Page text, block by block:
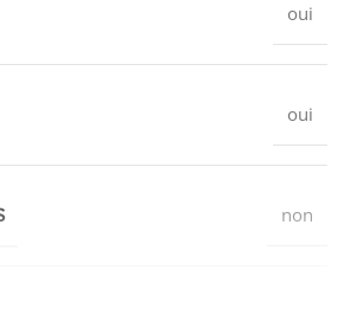
oui
oui
non